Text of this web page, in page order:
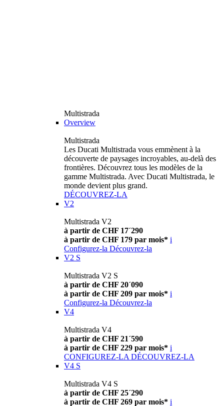
Multistrada
Overview
Multistrada
Les Ducati Multistrada vous emmènent à la
découverte de paysages incroyables, au-delà des
frontières. Découvrez tous les modèles de la
gamme Multistrada. Avec Ducati Multistrada, le
monde devient plus grand.
DÉCOUVREZ-LA
V2
Multistrada V2
à partir de CHF 17´290
à partir de CHF 179 par mois* i
Configurez-la Découvrez-la
V2 S
Multistrada V2 S
à partir de CHF 20´090
à partir de CHF 209 par mois* i
Configurez-la Découvrez-la
V4
Multistrada V4
à partir de CHF 21´590
à partir de CHF 229 par mois* i
CONFIGUREZ-LA DÉCOUVREZ-LA
V4 S
Multistrada V4 S
à partir de CHF 25´290
à partir de CHF 269 par mois* i